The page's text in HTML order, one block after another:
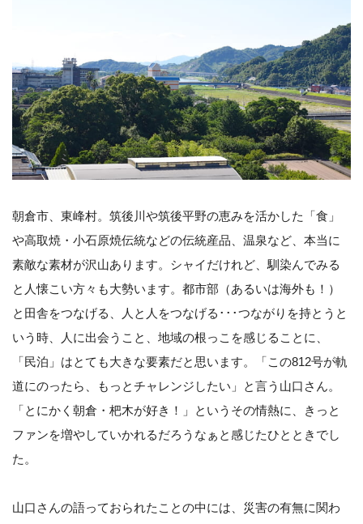
朝倉市、東峰村。筑後川や筑後平野の恵みを活かした「食」
や高取焼・小石原焼伝統などの伝統産品、温泉など、本当に
素敵な素材が沢山あります。シャイだけれど、馴染んでみる
と人懐こい方々も大勢います。都市部（あるいは海外も！）
と田舎をつなげる、人と人をつなげる･･･つながりを持とうと
いう時、人に出会うこと、地域の根っこを感じることに、
「民泊」はとても大きな要素だと思います。「この812号が軌
道にのったら、もっとチャレンジしたい」と言う山口さん。
「とにかく朝倉・杷木が好き！」というその情熱に、きっと
ファンを増やしていかれるだろうなぁと感じたひとときでし
た。
山口さんの語っておられたことの中には、災害の有無に関わ